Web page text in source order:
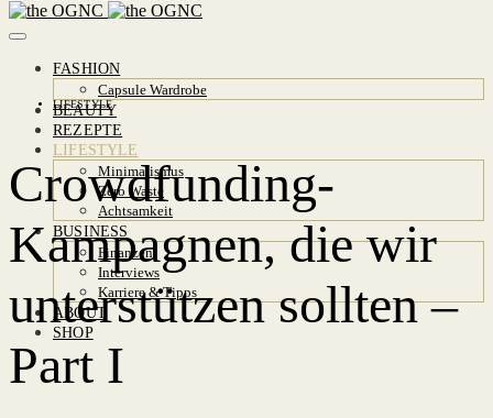
FASHION
Capsule Wardrobe
BEAUTY
REZEPTE
LIFESTYLE
Minimalismus
Zero Waste
Achtsamkeit
BUSINESS
Finanzen
Interviews
Karriere & Tipps
ABOUT
SHOP
LIFESTYLE
Crowdfunding-
Kampagnen, die wir
unterstützen sollten –
Part I